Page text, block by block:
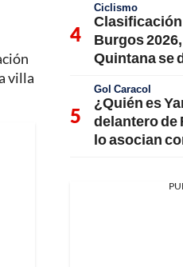
villa
Ciclismo
Clasificación
Burgos
Quintana se
Gol Caracol
¿Quién es
delantero de
lo asocian